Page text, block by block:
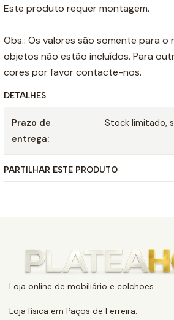
Este produto requer montagem.
Obs.: Os valores são somente para o
objetos não estão incluídos. Para
cores por favor contacte-nos.
DETALHES
Prazo de
entrega:
Stock limitado,
PARTILHAR ESTE PRODUTO
Loja online de mobiliário e colchões.
Loja física em Paços de Ferreira.